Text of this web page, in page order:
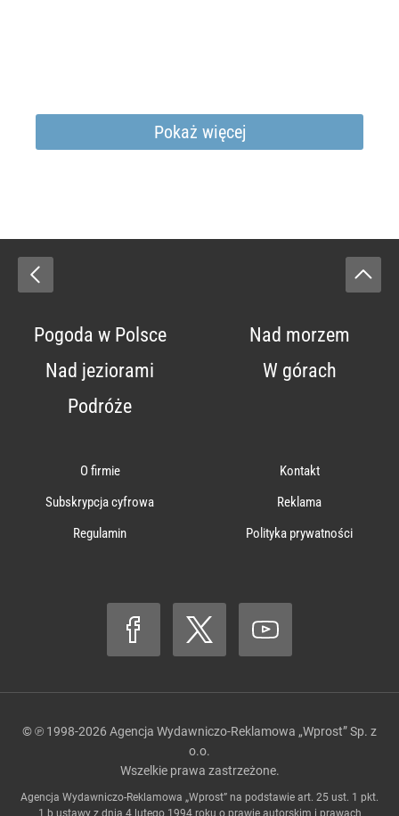
Pokaż więcej
Pogoda w Polsce
Nad morzem
Nad jeziorami
W górach
Podróże
O firmie
Kontakt
Subskrypcja cyfrowa
Reklama
Regulamin
Polityka prywatności
© ℗ 1998-2026 Agencja Wydawniczo-Reklamowa „Wprost” Sp. z
o.o.
Wszelkie prawa zastrzeżone.
Agencja Wydawniczo-Reklamowa „Wprost” na podstawie art. 25 ust. 1 pkt.